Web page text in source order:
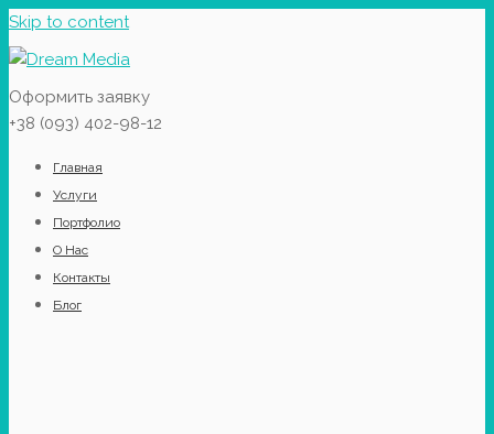
Skip to content
Оформить заявку
+38 (093) 402-98-12
Главная
Услуги
Портфолио
О Нас
Контакты
Блог